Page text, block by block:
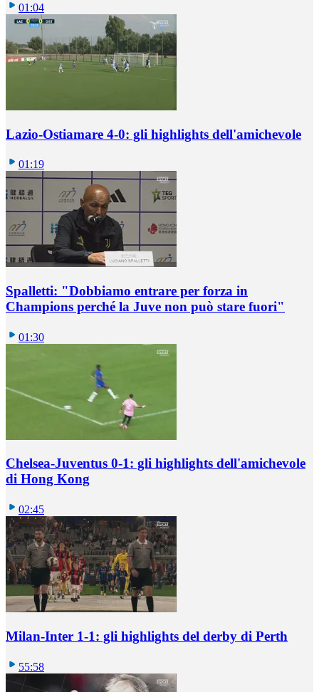
01:04
Lazio-Ostiamare 4-0: gli highlights dell'amichevole
01:19
Spalletti: "Dobbiamo entrare per forza in
Champions perché la Juve non può stare fuori"
01:30
Chelsea-Juventus 0-1: gli highlights dell'amichevole
di Hong Kong
02:45
Milan-Inter 1-1: gli highlights del derby di Perth
55:58